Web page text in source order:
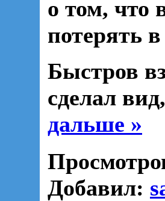
о том, что
потерять
Быстров
сделал
дальше »
Добавил: